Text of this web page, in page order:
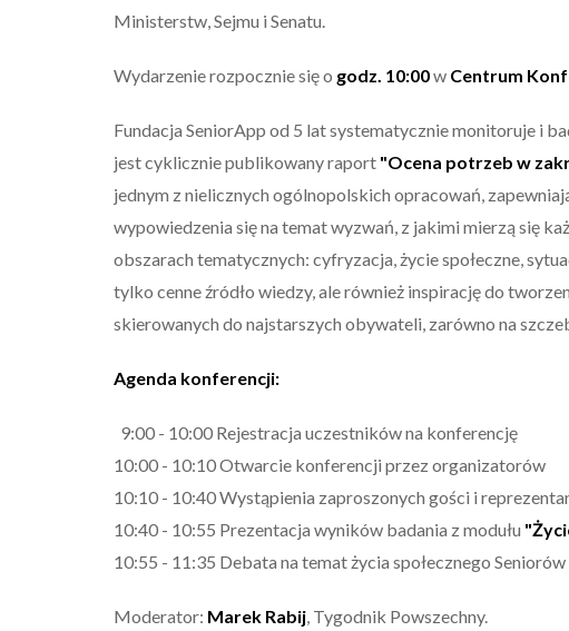
Ministerstw, Sejmu i Senatu.
Wydarzenie rozpocznie się o godz. 10:00w Centrum
Fundacja SeniorApp od 5 lat systematycznie monitoruje i
jest cyklicznie publikowany raport "Ocena potrzeb w
jednym z nielicznych ogólnopolskich opracowań,
wypowiedzenia się na temat wyzwań, z jakimi mierzą się
obszarach tematycznych: cyfryzacja, życie społeczne,
tylko cenne źródło wiedzy, ale również inspirację do
skierowanych do najstarszych obywateli, zarówno na
Agenda konferencji:
9:00 - 10:00 Rejestracja uczestników na konferencję
10:00 - 10:10 Otwarcie konferencji przez organizatorów
10:10 - 10:40 Wystąpienia zaproszonych gości i
10:40 - 10:55 Prezentacja wyników badania z modułu
10:55 - 11:35 Debata na temat życia społecznego Seniorów
Moderator: Marek Rabij , Tygodnik Powszechny.